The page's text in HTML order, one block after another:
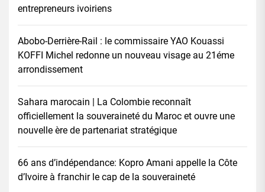
entrepreneurs ivoiriens
Abobo-Derrière-Rail : le commissaire YAO Kouassi
KOFFI Michel redonne un nouveau visage au 21éme
arrondissement
Sahara marocain | La Colombie reconnaît
officiellement la souveraineté du Maroc et ouvre une
nouvelle ère de partenariat stratégique
66 ans d’indépendance: Kopro Amani appelle la Côte
d’Ivoire à franchir le cap de la souveraineté